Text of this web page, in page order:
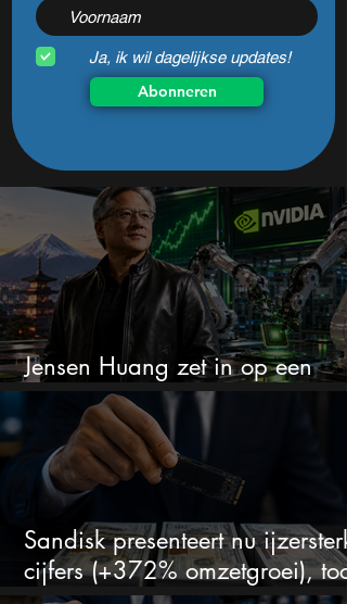
Ja, ik wil dagelijkse updates!
Abonneren
Jensen Huang zet in op een
aandeel dat bijna niemand kent
Sandisk presenteert nu
cijfers (+372% omzetgroei), toch